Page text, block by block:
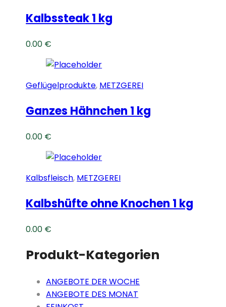
Kalbssteak 1 kg
0.00 €
Geflügelprodukte, METZGEREI
Ganzes Hähnchen 1 kg
0.00 €
Kalbsfleisch, METZGEREI
Kalbshüfte ohne Knochen 1 kg
0.00 €
Produkt-Kategorien
ANGEBOTE DER WOCHE
ANGEBOTE DES MONAT